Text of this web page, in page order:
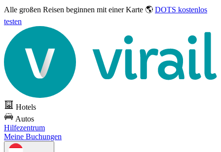
Alle großen Reisen beginnen mit einer Karte 🌎 DOTS kostenlos
testen
Hotels
Autos
Hilfezentrum
Meine Buchungen